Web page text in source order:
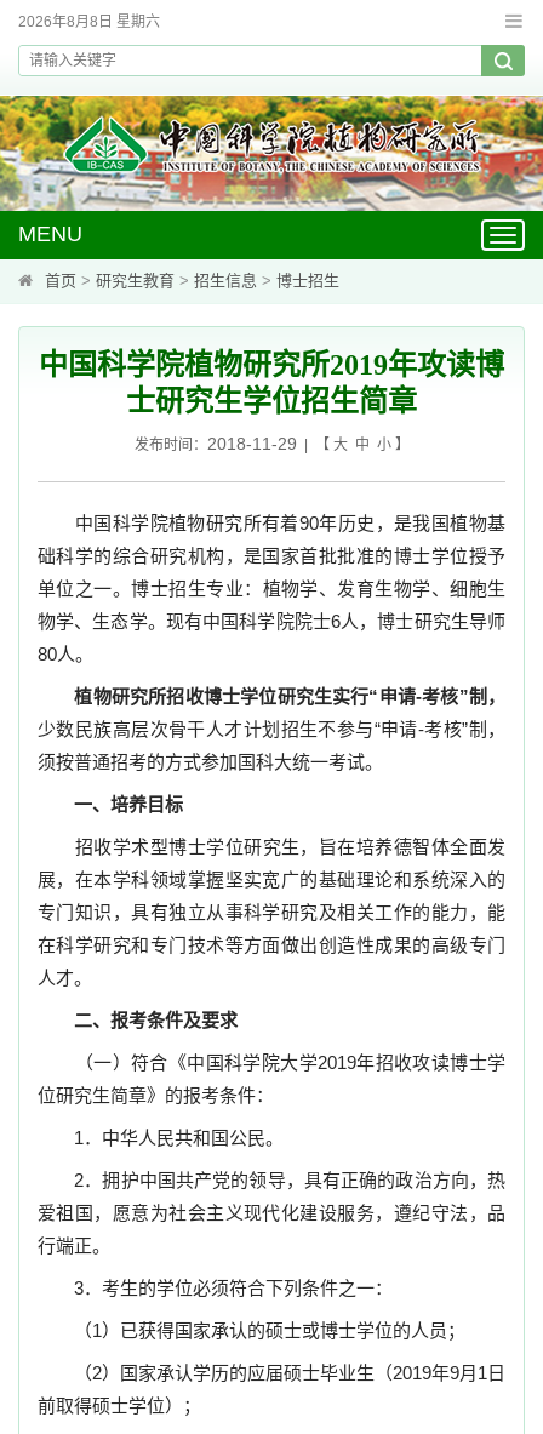
2026年8月8日 星期六
MENU
首页 > 研究生教育 > 招生信息 > 博士招生
中国科学院植物研究所2019年攻读博
士研究生学位招生简章
发布时间： 2018-11-29 | 【 大 中 小】
中国科学院植物研究所有着90年历史，是我国植物基
础科学的综合研究机构，是国家首批批准的博士学位授予
单位之一。博士招生专业：植物学、发育生物学、细胞生
物学、生态学。现有中国科学院院士6人，博士研究生导师
80人。
植物研究所招收博士学位研究生实行“申请-考核”制，
少数民族高层次骨干人才计划招生不参与“申请-考核”制，
须按普通招考的方式参加国科大统一考试。
一、培养目标
招收学术型博士学位研究生，旨在培养德智体全面发
展，在本学科领域掌握坚实宽广的基础理论和系统深入的
专门知识，具有独立从事科学研究及相关工作的能力，能
在科学研究和专门技术等方面做出创造性成果的高级专门
人才。
二、报考条件及要求
（一） 符合《中国科学院大学2019年招收攻读博士学
位研究生简章》的报考条件：
1．中华人民共和国公民。
2．拥护中国共产党的领导，具有正确的政治方向，热
爱祖国，愿意为社会主义现代化建设服务，遵纪守法，品
行端正。
3．考生的学位必须符合下列条件之一：
（1）已获得国家承认的硕士或博士学位的人员；
（2）国家承认学历的应届硕士毕业生（2019年9月 1 日
前取得硕士学位）；